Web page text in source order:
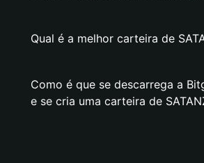
Qual é a melhor carteira de
Como é que se descarrega a
e se cria uma carteira de